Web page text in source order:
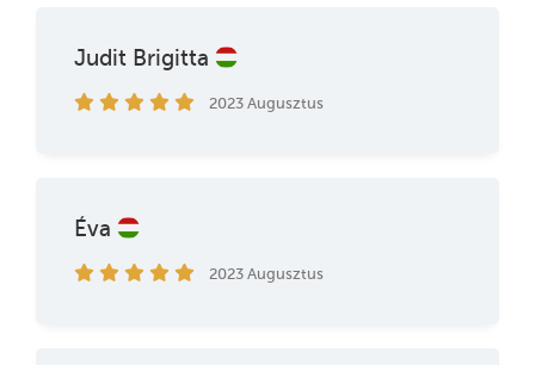
Judit Brigitta
2023 Augusztus
Éva
2023 Augusztus